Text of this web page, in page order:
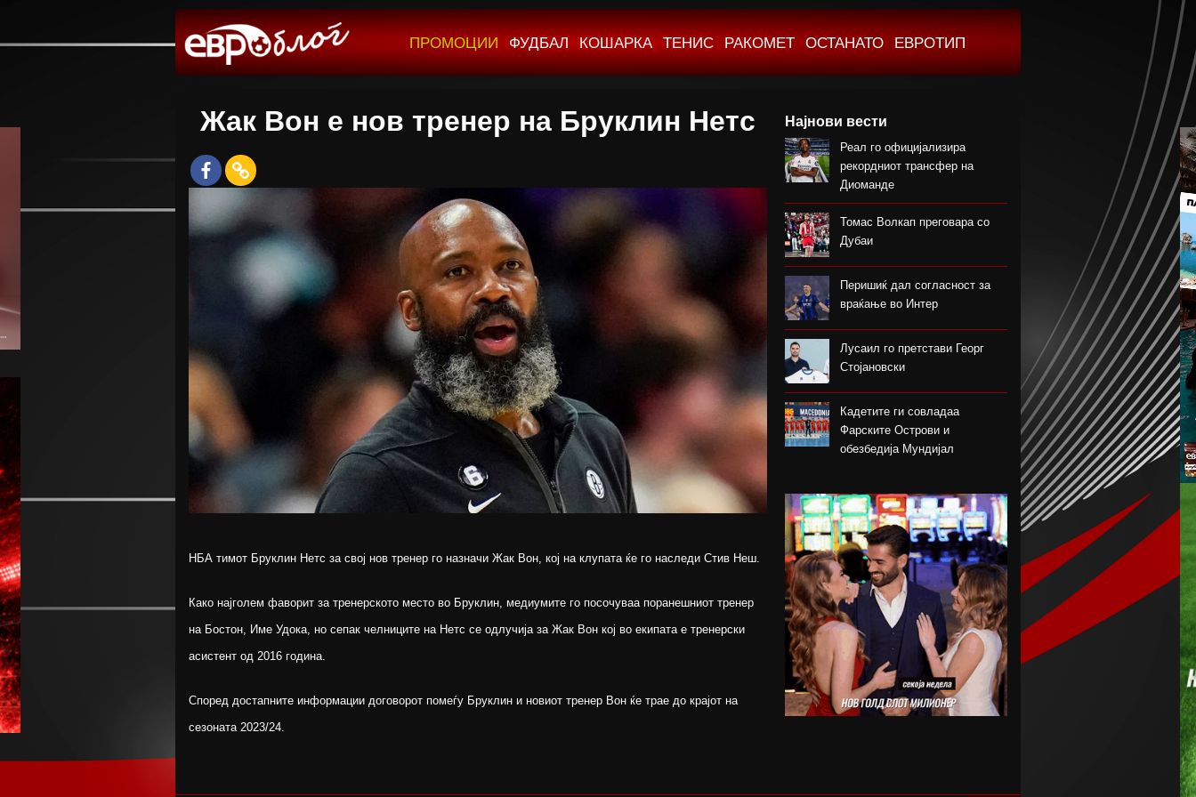
ПРОМОЦИИ ФУДБАЛ КОШАРКА ТЕНИС РАКОМЕТ ОСТАНАТО ЕВРОТИП
Жак Вон е нов тренер на Бруклин Нетс
НБА тимот Бруклин Нетс за свој нов тренер го назначи Жак Вон, кој на клупата ќе го наследи Стив Неш.
Како најголем фаворит за тренерското место во Бруклин, медиумите го посочуваа поранешниот тренер
на Бостон, Име Удока, но сепак челниците на Нетс се одлучија за Жак Вон кој во екипата е тренерски
асистент од 2016 година.
Според достапните информации договорот помеѓу Бруклин и новиот тренер Вон ќе трае до крајот на
сезоната 2023/24.
Најнови вести
Реал го официјализира
рекордниот трансфер на
Диоманде
Томас Волкап преговара со
Дубаи
Перишиќ дал согласност за
враќање во Интер
Лусаил го претстави Георг
Стојановски
Кадетите ги совладаа
Фарските Острови и
обезбедија Мундијал
Интер
Лара Гут Бехрами означи крај
на скијачката кариера
Меси со два гола се врати во
дресот на Интер Мајами по
Мундијалот
Шенгелија плати еден милион
и се ослободи од Барселона